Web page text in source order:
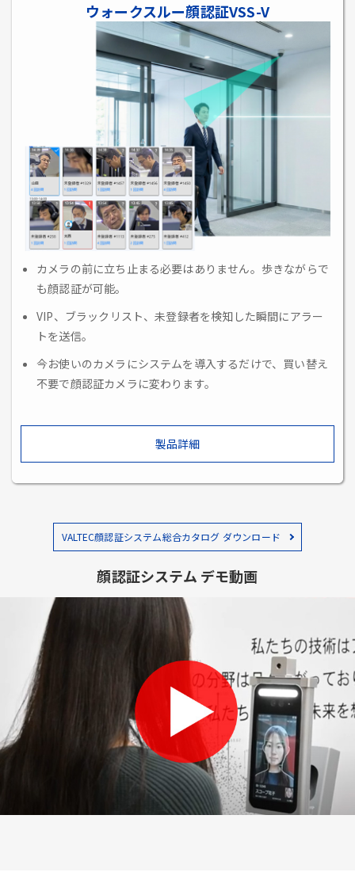
ウォークスルー顔認証VSS-V
カメラの前に立ち止まる必要はありません。歩きながらで
も顔認証が可能。
VIP、ブラックリスト、未登録者を検知した瞬間にアラー
トを送信。
今お使いのカメラにシステムを導入するだけで、買い替え
不要で顔認証カメラに変わります。
製品詳細
VALTEC顔認証システム総合カタログ ダウンロード
顔認証システム デモ動画